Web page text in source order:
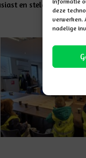
deze
verwerken.
nadelige
en stelden goede